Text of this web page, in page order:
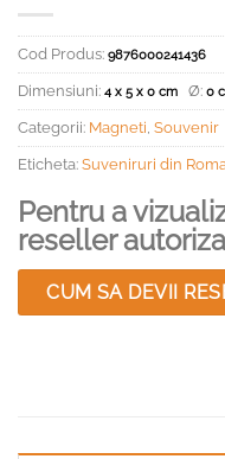
Cod Produs: 9876000241436
Dimensiuni: 4 x 5 x 0 cm Ø: 0
Categorii: Magneti Souvenir
Eticheta: Suveniruri din
Pentru a
reseller
CUM SA DEVII